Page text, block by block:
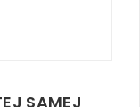
SAMEJ